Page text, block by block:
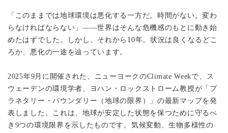
「このままでは地球環境は悪化する一方だ。時間がない。変わ
らなければならない」——世界はそんな危機感のもとに動き始
めたはずでした。しかし、それから10年。状況は良くなるどこ
ろか、悪化の一途を辿っています。
2025年9月に開催された、ニューヨークのClimate Weekで、ス
ウェーデンの環境学者、ヨハン・ロックストローム教授が「プ
ラネタリー・バウンダリー（地球の限界）」の最新マップを発
表しました。これは、地球が安定した状態を保つために守るべ
き9つの環境限界を示したものです。気候変動、生物多様性の